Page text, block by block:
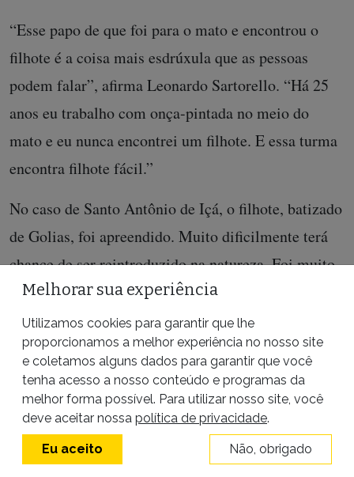
“Esse papo de que foi para o mato e encontrou o
filhote é a coisa mais esdrúxula que as pessoas
podem falar”, afirma Leonardo Sartorello. “Há 25
anos eu trabalho com onça-pintada no meio do
mato e eu nunca encontrei um filhote. E essa turma
encontra filhote fácil.”
No caso de Santo Antônio de Içá, o filhote, batizado
de Golias, foi apreendido. Muito dificilmente terá
chance de ser reintroduzido na natureza. Foi muito
domesticado, não tem medo nenhum de seres
humanos. Seu destino foi o NEX.
O que faz com que caçadores como o do Amazonas
e de outras partes do país não se sintam intimidados
em tirar a vida de um animal tão majestoso como
uma onça-pintada é a branda legislação brasileira,
denunciam ambientalistas, representantes de
Melhorar sua experiência
Utilizamos cookies para garantir que lhe
proporcionamos a melhor experiência no nosso site
e coletamos alguns dados para garantir que você
tenha acesso a nosso conteúdo e programas da
melhor forma possível. Para utilizar nosso site, você
deve aceitar nossa política de privacidade.
Eu aceito Não, obrigado